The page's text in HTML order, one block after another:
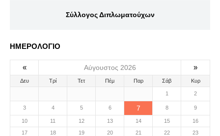
Σύλλογος Διπλωματούχων
ΗΜΕΡΟΛΟΓΙΟ
« Αύγουστος 2026 »
Δευ Τρί Τετ Πέμ Παρ Σάβ Κυρ
1 2
3 4 5 6 7 8 9
10 11 12 13 14 15
16
17
18 19 20 21 22
23